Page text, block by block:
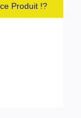
Produit !?